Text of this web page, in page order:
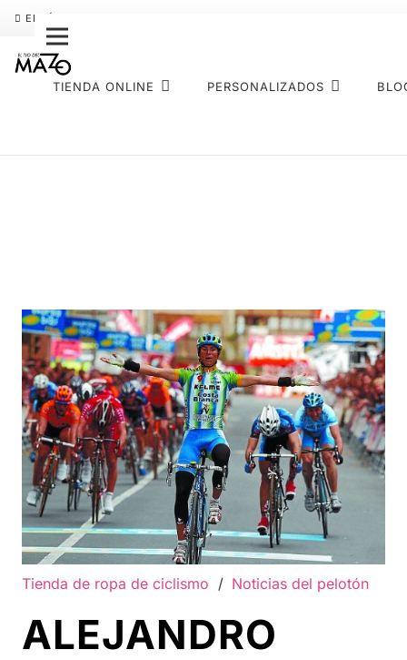
ENVÍO GRATIS
TIENDA ONLINE PERSONALIZADOS
Tienda de ropa de ciclismo / Noticias del pelotón
ALEJANDRO